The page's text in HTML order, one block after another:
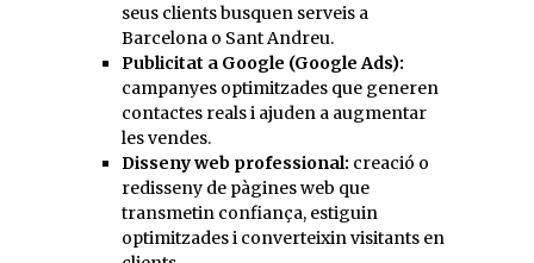
seus clients busquen serveis a
Barcelona o Sant Andreu.
Publicitat a Google (Google Ads):
campanyes optimitzades que generen
contactes reals i ajuden a augmentar
les vendes.
Disseny web professional: creació o
redisseny de pàgines web que
transmetin confiança, estiguin
optimitzades i converteixin visitants en